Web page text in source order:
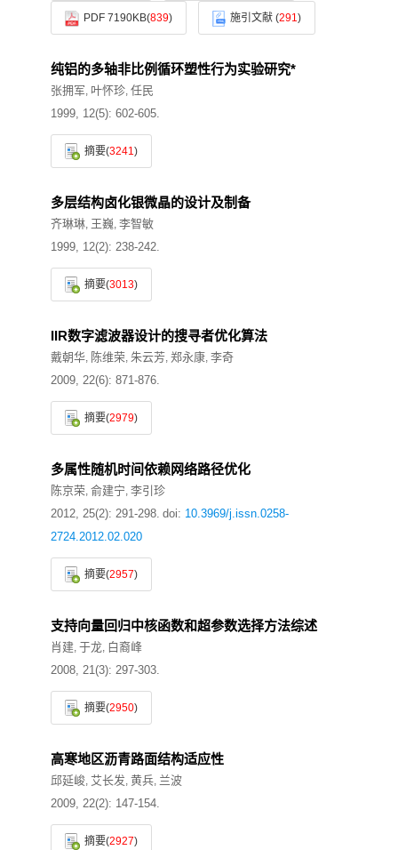
PDF 7190KB(839) 施引文献 (291)
纯铝的多轴非比例循环塑性行为实验研究*
张拥军, 叶怀珍, 任民
1999, 12(5): 602-605.
摘要(3241)
多层结构卤化银微晶的设计及制备
齐琳琳, 王巍, 李智敏
1999, 12(2): 238-242.
摘要(3013)
IIR数字滤波器设计的搜寻者优化算法
戴朝华, 陈维荣, 朱云芳, 郑永康, 李奇
2009, 22(6): 871-876.
摘要(2979)
多属性随机时间依赖网络路径优化
陈京荣, 俞建宁, 李引珍
2012, 25(2): 291-298. doi: 10.3969/j.issn.0258-
2724.2012.02.020
摘要(2957)
支持向量回归中核函数和超参数选择方法综述
肖建, 于龙, 白裔峰
2008, 21(3): 297-303.
摘要(2950)
高寒地区沥青路面结构适应性
邱延峻, 艾长发, 黄兵, 兰波
2009, 22(2): 147-154.
摘要(2927)